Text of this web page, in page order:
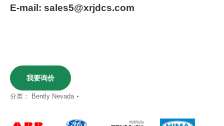
E-mail: sales5@xrjdcs.com
我要询价
分类： Bently Nevada